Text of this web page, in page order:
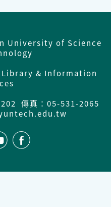
University of Science
Library & Information
傳真：05-531-2065